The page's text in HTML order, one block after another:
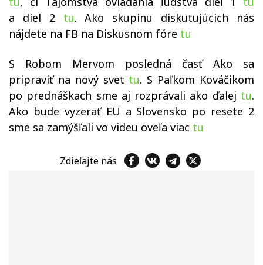
a diel 2 tu. Ako skupinu diskutujúcich nás
nájdete na FB na Diskusnom fóre tu
S Robom Mervom posledná časť Ako sa
pripraviť na nový svet tu. S Paľkom Kováčikom
po prednáškach sme aj rozprávali ako ďalej tu.
Ako bude vyzerať EU a Slovensko po resete 2
sme sa zamýšľali vo videu oveľa viac tu
Zdieľajte nás